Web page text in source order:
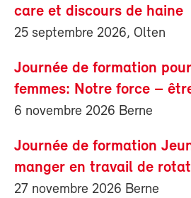
care et discours de haine
25 septembre 2026, Olten
Journée de formation
femmes: Notre force –
6 novembre 2026 Berne
Journée de formation
manger en travail de
27 novembre 2026 Berne